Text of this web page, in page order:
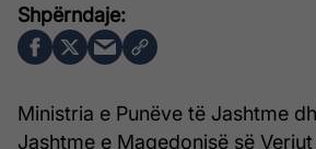
Ministria e Punëve të Jashtme
Jashtme e Maqedonisë së